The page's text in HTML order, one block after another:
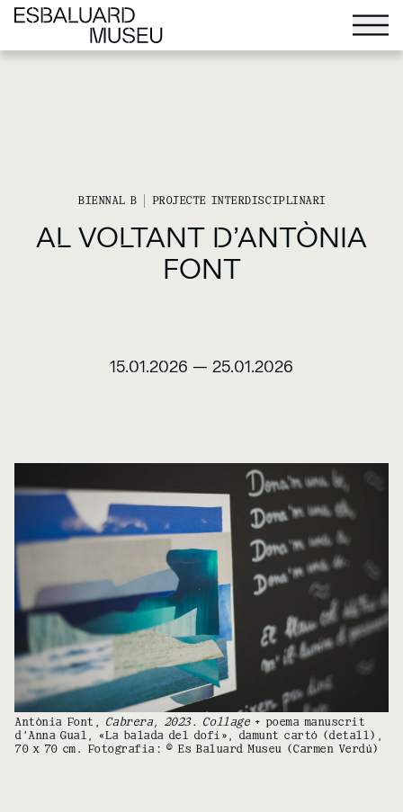
BIENNAL B PROJECTE INTERDISCIPLINARI
AL VOLTANT D’ANTÒNIA
FONT
15.01.2026 — 25.01.2026
Antònia Font, Cabrera, 2023. Collage+ poema manuscrit
d’Anna Gual, «La balada del dofí», damunt cartó (detall),
70 x 70 cm. Fotografia: © Es Baluard Museu (Carmen Verdú)